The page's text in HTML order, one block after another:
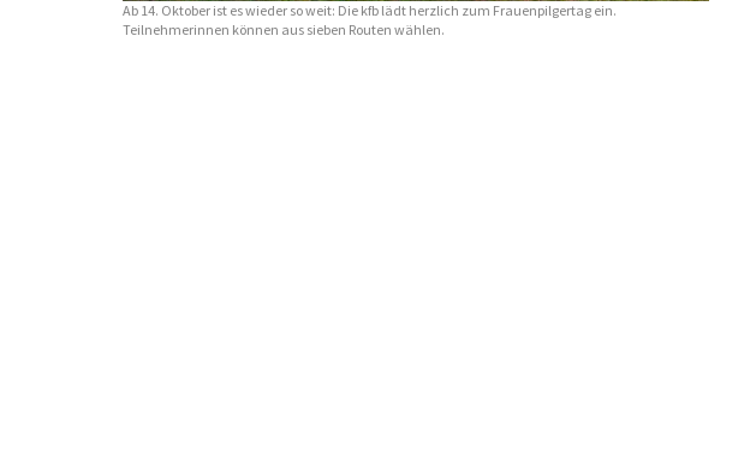
Ab 14. Oktober ist es wieder so weit: Die kfb lädt herzlich zum Frauenpilgertag ein.
Teilnehmerinnen können aus sieben Routen wählen.